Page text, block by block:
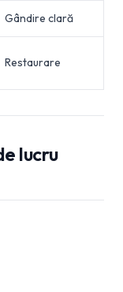
Gândire clară
Restaurare
lucru